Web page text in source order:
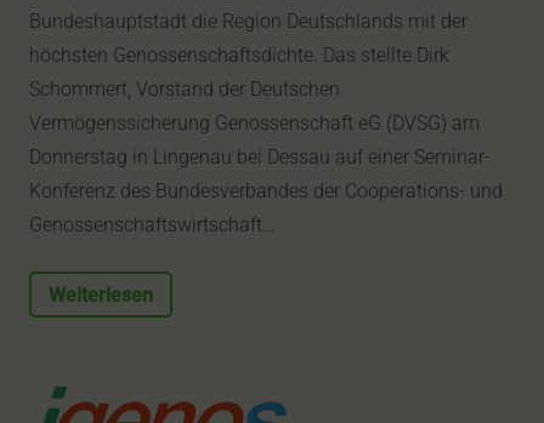
Bundeshauptstadt die Region Deutschlands mit der
höchsten Genossenschaftsdichte. Das stellte Dirk
Schommert, Vorstand der Deutschen
Vermögenssicherung Genossenschaft eG (DVSG) am
Donnerstag in Lingenau bei Dessau auf einer Seminar-
Konferenz des Bundesverbandes der Cooperations- und
Genossenschaftswirtschaft…
Weiterlesen